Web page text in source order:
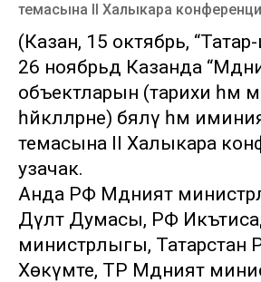
темасына II Халыкара
(Казан, 15 октябрь,
26 ноябрьдә Казанда
объектларын (тарихи һәм
һәйкәлләрне) бәяләү һәм
темасына II Халыкара
узачак.
Анда РФ Мәдәният
Дәүләт Думасы, РФ
министрлыгы, Татарстан
Хөкүмәте, ТР Мәдәният